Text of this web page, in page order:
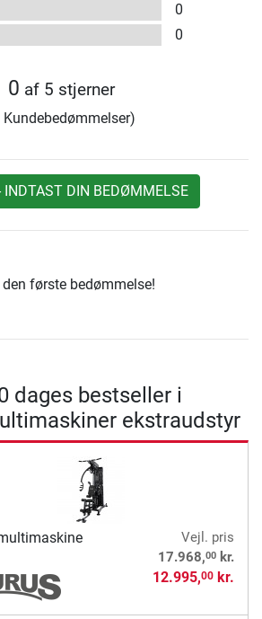
0
0
0 af 5 stjerner
Kundebedømmelser)
INDTAST DIN BEDØMMELSE
første bedømmelse!
dages bestseller i
ekstraudstyr
Vejl. pris
17.968,00kr.
12.995,00kr.